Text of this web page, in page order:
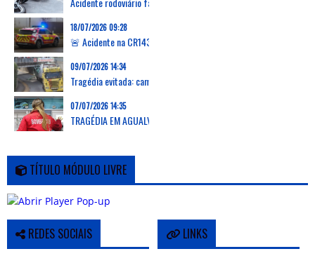
18/07/2026 09:28
09/07/2026 14:34
07/07/2026 14:35
TÍTULO MÓDULO LIVRE
REDES SOCIAIS LINKS